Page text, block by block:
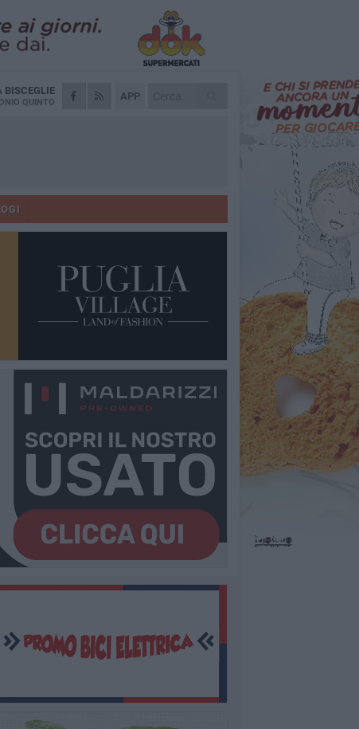
APP
BISCEGLIE
QUINTO